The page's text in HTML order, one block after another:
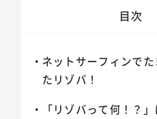
目次
ネットサーフィンで
たリゾバ！
「リゾバって何！？